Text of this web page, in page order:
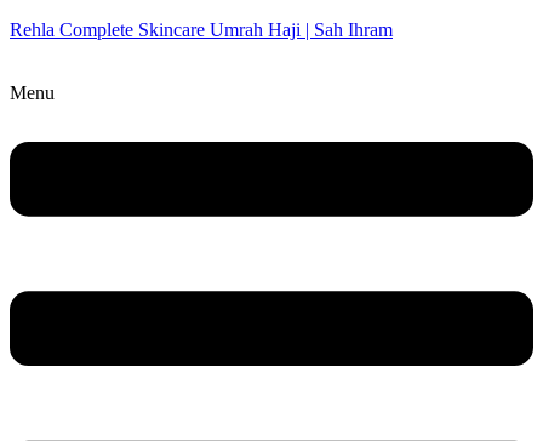
Rehla Complete Skincare Umrah Haji | Sah Ihram
Menu